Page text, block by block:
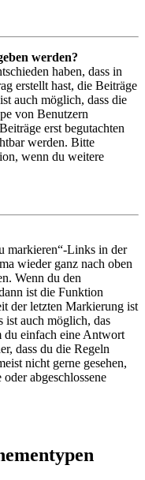
werden?
haben, dass in
erstellt hast, die Beiträge
auch möglich, dass die
von Benutzern
erst begutachten
werden. Bitte
wenn du weitere
markieren“-Links in der
wieder ganz nach oben
Wenn du den
ist die Funktion
der letzten Markierung ist
ist auch möglich, das
du einfach eine Antwort
dass du die Regeln
nicht gerne gesehen,
abgeschlossene